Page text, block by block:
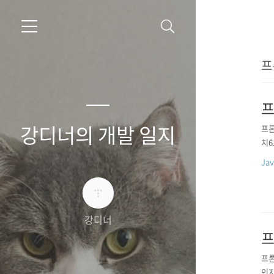
강디너의 개발 일지
강디너
프
치
프